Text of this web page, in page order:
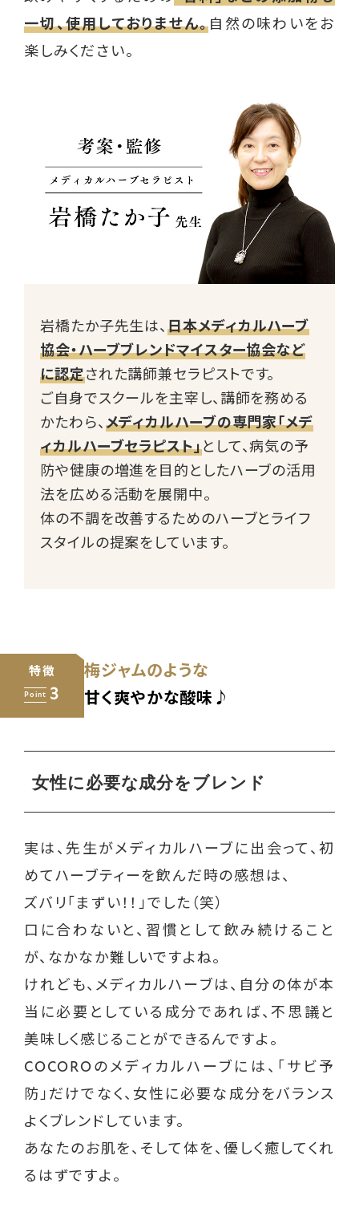
一切、使用しておりません。 自然の味わいをお
楽しみください。
岩橋たか子先生は、日本メディカルハーブ
協会・ハーブブレンドマイスター協会など
に認定された講師兼セラピストです。
ご自身でスクールを主宰し、講師を務める
かたわら、 メディカルハーブの専門家「メデ
ィカルハーブセラピスト」として、病気の予
防や健康の増進を目的としたハーブの活用
法を広める活動を展開中。
体の不調を改善するためのハーブとライフ
スタイルの提案をしています。
特徴
Point 3
梅ジャムのような
甘く爽やかな酸味♪
女性に必要な成分をブレンド
実は、先生がメディカルハーブに出会って、初
めてハーブティーを飲んだ時の感想は、
ズバリ「まずい！！」でした（笑）
口に合わないと、習慣として飲み続けること
が、なかなか難しいですよね。
けれども、メディカルハーブは、自分の体が本
当に必要としている成分であれば、不思議と
美味しく感じることができるんですよ。
COCOROのメディカルハーブには、「サビ予
防」だけでなく、女性に必要な成分をバランス
よくブレンドしています。
あなたのお肌を、そして体を、優しく癒してくれ
るはずですよ。